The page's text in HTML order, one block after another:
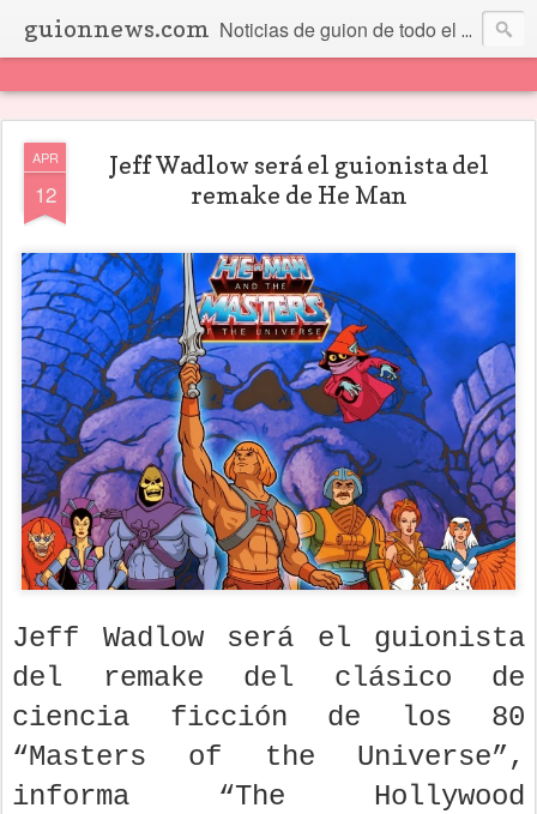
guionnews.com Noticias de guion de todo el mundo... Y más.
APR
12
Jeff Wadlow será el guionista del
remake de He Man
Jeff Wadlow será el guionista
del remake del clásico de
ciencia ficción de los 80
“Masters of the Universe”,
informa “The Hollywood